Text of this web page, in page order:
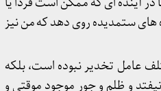
های ستمدیده روی دهد که من نیز
عامل تخدیر نبوده است، بلکه
و ظلم و جور موجود موقتی و